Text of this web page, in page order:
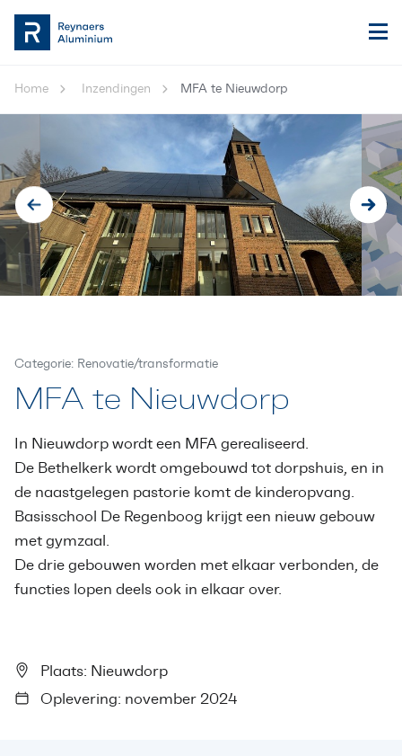
Home Inzendingen MFA te Nieuwdorp
Categorie: Renovatie/transformatie
MFA te Nieuwdorp
In Nieuwdorp wordt een MFA gerealiseerd.
De Bethelkerk wordt omgebouwd tot dorpshuis, en in
de naastgelegen pastorie komt de kinderopvang.
Basisschool De Regenboog krijgt een nieuw gebouw
met gymzaal.
De drie gebouwen worden met elkaar verbonden, de
functies lopen deels ook in elkaar over.
Plaats: Nieuwdorp
Oplevering: november 2024